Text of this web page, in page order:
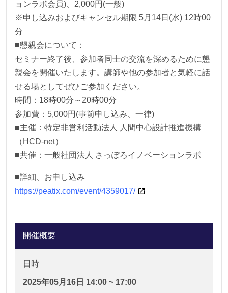
ョンラボ会員)、2,000円(一般)
※申し込みおよびキャンセル期限 5月14日(水) 12時00
分
■懇親会について：
セミナー終了後、参加者同士の交流を深めるために懇
親会を開催いたします。講師や他の参加者と気軽に話
せる場としてぜひご参加ください。
時間：18時00分～20時00分
参加費：5,000円(事前申し込み、一律)
■主催：特定非営利活動法人 人間中心設計推進機構
（HCD-net）
■共催：一般社団法人 さっぽろイノベーションラボ
■詳細、お申し込み
https://peatix.com/event/4359017/
開催概要
日時
2025年05月16日 14:00 ~ 17:00